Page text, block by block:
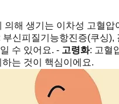
해 생기는 이차성 고혈압
부신피질기능항진증(쿠싱),
수 있어요. - 고령화: 고혈
는 것이 핵심이에요.